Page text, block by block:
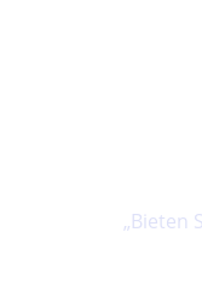
„Bieten